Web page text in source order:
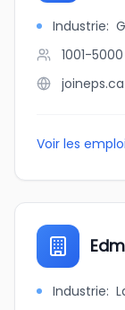
Industrie:
1001-5000
joineps.ca
Voir les
Industrie: